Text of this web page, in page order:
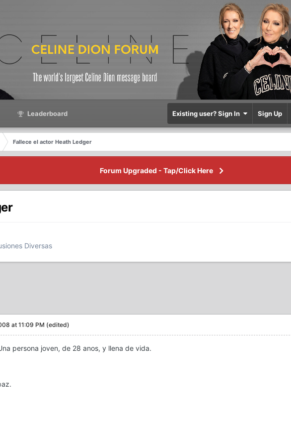
Leaderboard Existing user? Sign In Sign Up
Fallece el actor Heath Ledger
Forum Upgraded - Tap/Click Here
Diversas
at 11:09 PM (edited)
persona joven, de 28 anos, y llena de vida.